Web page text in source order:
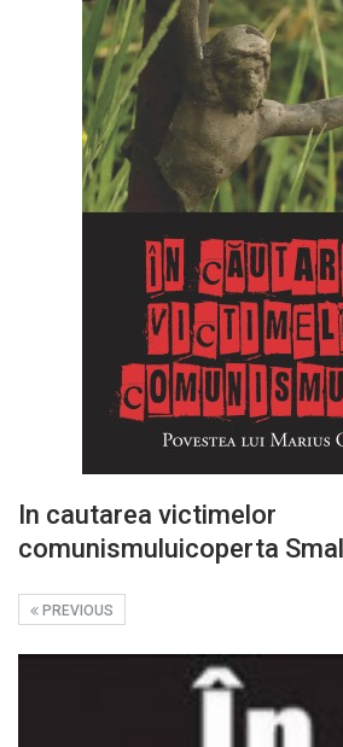
In cautarea victimelor
comunismuluicoperta
PREVIOUS